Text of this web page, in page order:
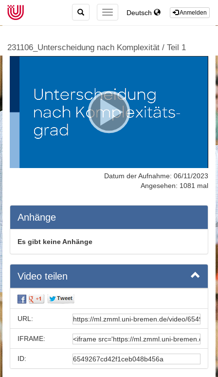
Anmelden
Deutsch
TOGGLE
NAVIGATION
TOGGLE
SEARCH
231106_Unterscheidung nach Komplexität / Teil 1
Datum der Aufnahme: 06/11/2023
Angesehen: 1081 mal
Anhänge
Es gibt keine Anhänge
Video teilen
URL:
IFRAME:
ID: